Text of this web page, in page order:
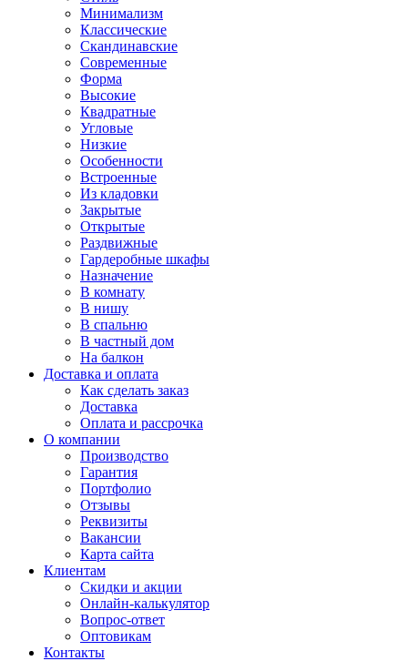
Минимализм
Классические
Скандинавские
Современные
Форма
Высокие
Квадратные
Угловые
Низкие
Особенности
Встроенные
Из кладовки
Закрытые
Открытые
Раздвижные
Гардеробные шкафы
Назначение
В комнату
В нишу
В спальню
В частный дом
На балкон
Доставка и оплата
Как сделать заказ
Доставка
Оплата и рассрочка
О компании
Производство
Гарантия
Портфолио
Отзывы
Реквизиты
Вакансии
Карта сайта
Клиентам
Скидки и акции
Онлайн-калькулятор
Вопрос-ответ
Оптовикам
Контакты